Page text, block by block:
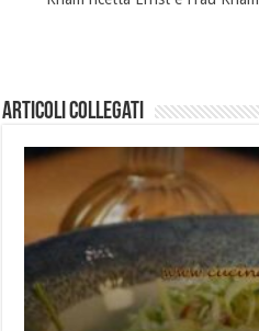
Articoli collegati